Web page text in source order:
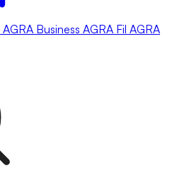
AGRA Business AGRA Fil AGRA